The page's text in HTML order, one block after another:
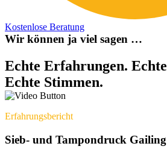
Kostenlose Beratung
Wir können ja viel sagen …
Echte Erfahrungen. Echte
Echte Stimmen.
Erfahrungsbericht
Sieb- und Tampondruck Gailing